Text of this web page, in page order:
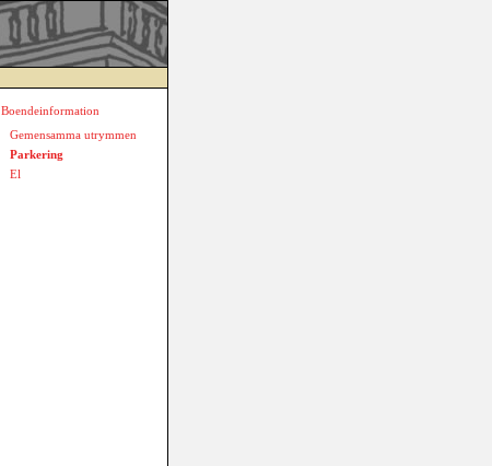
Boendeinformation
Gemensamma utrymmen
Parkering
El